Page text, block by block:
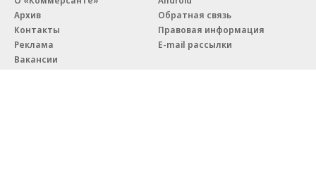
Архив
Контакты
Реклама
Вакансии
Обратная связь
Правовая информация
E-mail рассылки